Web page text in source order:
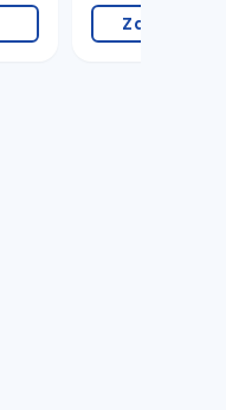
Zapratite